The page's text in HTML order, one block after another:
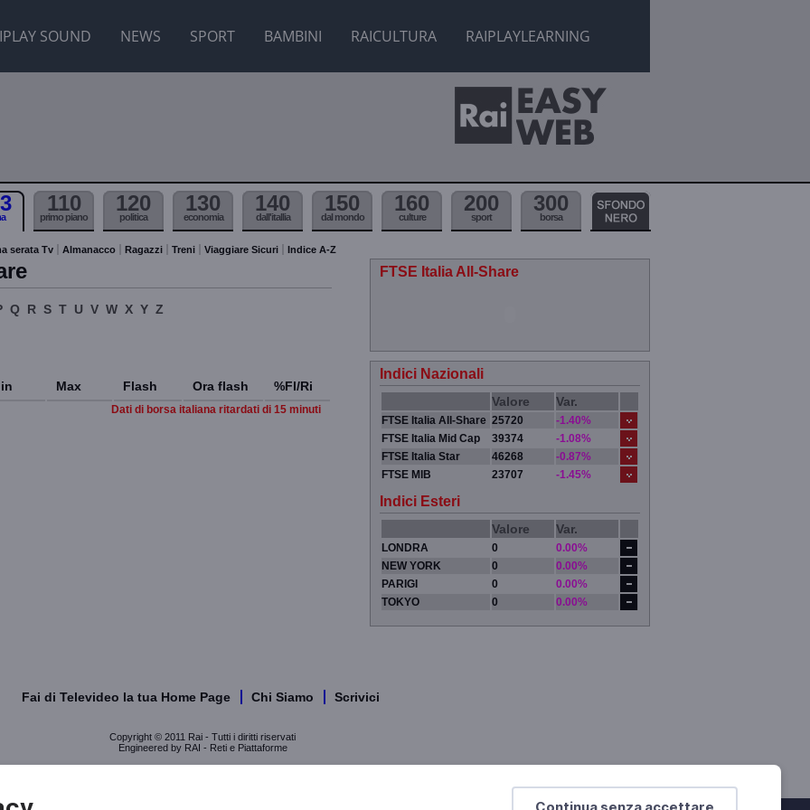
SOUND NEWS SPORT BAMBINI RAICULTURA RAIPLAYLEARNING
Continua senza accettare
110
primo piano
120
politica
130
economia
140
dall'itallia
150
dal mondo
160
culture
200
sport
300
borsa
serata Tv Almanacco Ragazzi Treni Viaggiare Sicuri Indice A-Z
Q R S T U V W X Y Z
Max Flash Ora flash %Fl/Ri
Dati di borsa italiana ritardati di 15 minuti
FTSE Italia All-Share
Indici Nazionali
Valore Var.
FTSE Italia All-Share 25720
-1.40%
FTSE Italia Mid Cap
39374
-1.08%
FTSE Italia Star
46268
-0.87%
FTSE MIB
23707 -1.45%
Indici Esteri
Valore Var.
LONDRA 0
0.00%
NEW YORK
0
0.00%
PARIGI
0
0.00%
TOKYO
0 0.00%
Fai di Televideo la tua Home Page Chi Siamo Scrivici
Copyright © 2011 Rai - Tutti i diritti riservati
Engineered by RAI - Reti e Piattaforme